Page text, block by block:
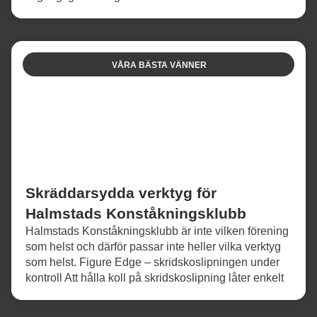
VÅRA BÄSTA VÄNNER
Skräddarsydda verktyg för
Halmstads Konståkningsklubb
Halmstads Konståkningsklubb är inte vilken förening
som helst och därför passar inte heller vilka verktyg
som helst. Figure Edge – skridskoslipningen under
kontroll Att hålla koll på skridskoslipning låter enkelt